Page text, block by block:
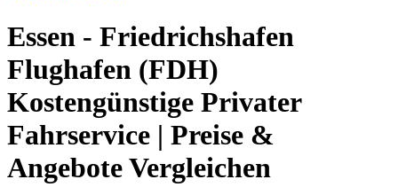
Essen - Friedrichshafen
Flughafen (FDH)
Kostengünstige Privater
Fahrservice | Preise &
Angebote Vergleichen